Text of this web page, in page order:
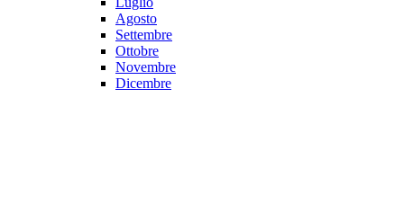
Agosto
Settembre
Ottobre
Novembre
Dicembre